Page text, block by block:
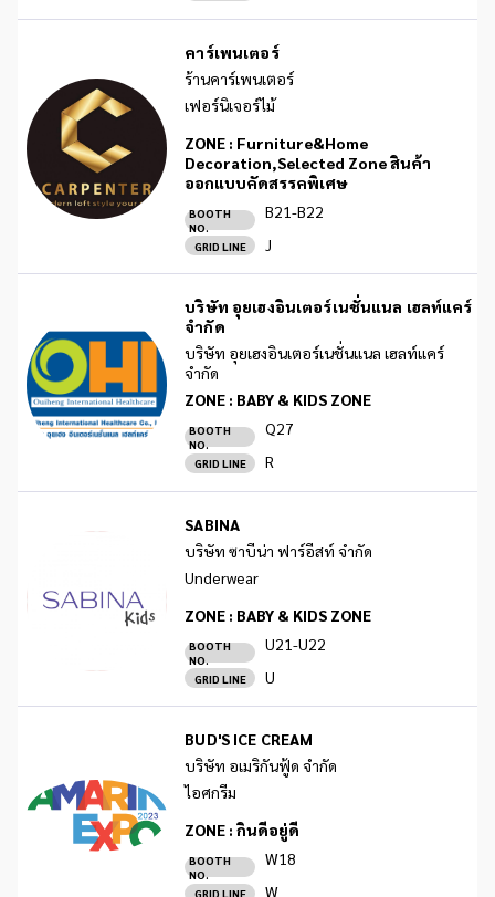
คาร์เพนเตอร์
ร้านคาร์เพนเตอร์
เฟอร์นิเจอร์ไม้
ZONE : Furniture&Home
Decoration,Selected Zone สินค้า
ออกแบบคัดสรรคพิเศษ
BOOTH
NO.
B21-B22
GRID LINE J
บริษัท อุยเฮงอินเตอร์เนชั่นแนล เฮลท์แคร์
จำกัด
บริษัท อุยเฮงอินเตอร์เนชั่นแนล เฮลท์แคร์
จำกัด
ZONE : BABY & KIDS ZONE
BOOTH
NO.
Q27
GRID LINE R
SABINA
บริษัท ซาบีน่า ฟาร์อีสท์ จำกัด
Underwear
ZONE : BABY & KIDS ZONE
BOOTH
NO.
U21-U22
GRID LINE U
BUD'S ICE CREAM
บริษัท อเมริกันฟู้ด จำกัด
ไอศกรีม
ZONE :กินดีอยู่ดี
BOOTH
NO.
W18
GRID LINE W